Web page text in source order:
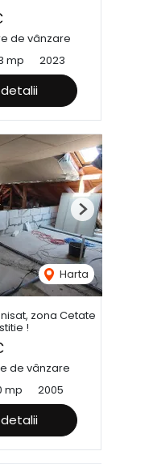
de vânzare
mp 2023
Harta
Next
zona Cetate
!
de vânzare
mp 2005